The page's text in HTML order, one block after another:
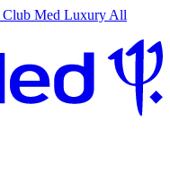
Club Med Luxury All